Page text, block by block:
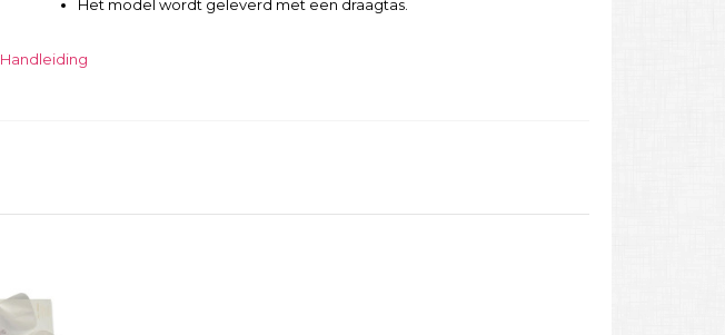
Het model wordt geleverd met een draagtas.
Handleiding